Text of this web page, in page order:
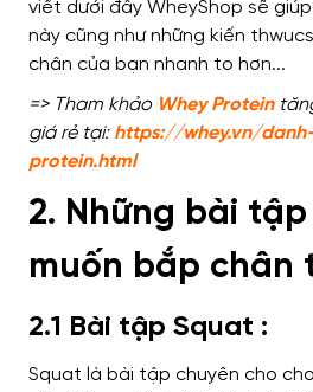
=> Tham khảo Whey Protein
giá rẻ tại: https://whey.vn/
protein.html
2. Những bài tập
muốn bắp chân
2.1 Bài tập Squat :
Squat là bài tập chuyên cho